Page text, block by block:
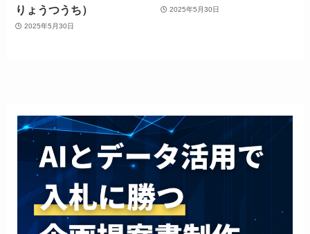
りょうつうち）
2025年5月30日
2025年5月30日